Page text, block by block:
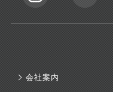
会社案内